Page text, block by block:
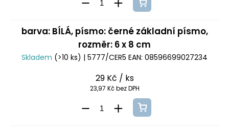
barva: BÍLÁ, písmo: černé základní písmo,
rozměr: 6 x 8 cm
Skladem (>10 ks) | 5777/CER5 EAN: 08596699027234
29 Kč / ks
23,97 Kč bez DPH